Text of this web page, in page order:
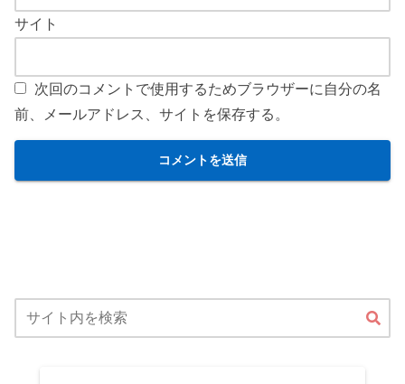
サイト
次回のコメントで使用するためブラウザーに自分の名
前、メールアドレス、サイトを保存する。